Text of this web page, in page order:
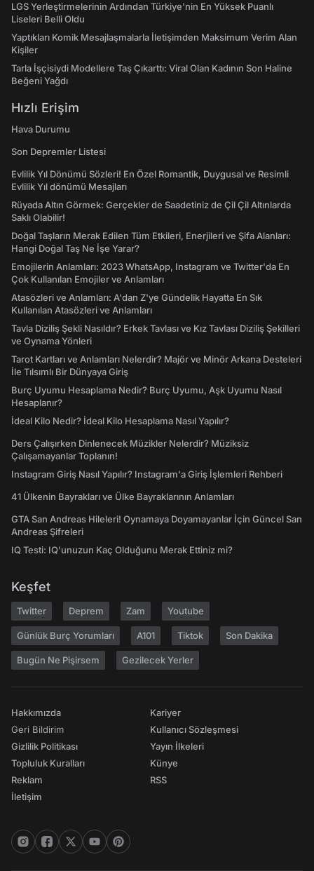
LGS Yerleştirmelerinin Ardından Türkiye'nin En Yüksek Puanlı
Liseleri Belli Oldu
Yaptıkları Komik Mesajlaşmalarla İletişimden Maksimum Verim Alan
Kişiler
Tarla İşçisiydi Modellere Taş Çıkarttı: Viral Olan Kadının Son Haline
Beğeni Yağdı
Hızlı Erişim
Hava Durumu
Son Depremler Listesi
Evlilik Yıl Dönümü Sözleri! En Özel Romantik, Duygusal ve Resimli
Evlilik Yıl dönümü Mesajları
Rüyada Altın Görmek: Gerçekler de Saadetiniz de Çil Çil Altınlarda
Saklı Olabilir!
Doğal Taşların Merak Edilen Tüm Etkileri, Enerjileri ve Şifa Alanları:
Hangi Doğal Taş Ne İşe Yarar?
Emojilerin Anlamları: 2023 WhatsApp, Instagram ve Twitter'da En
Çok Kullanılan Emojiler ve Anlamları
Atasözleri ve Anlamları: A'dan Z'ye Gündelik Hayatta En Sık
Kullanılan Atasözleri ve Anlamları
Tavla Diziliş Şekli Nasıldır? Erkek Tavlası ve Kız Tavlası Diziliş Şekilleri
ve Oynama Yönleri
Tarot Kartları ve Anlamları Nelerdir? Majör ve Minör Arkana Desteleri
İle Tılsımlı Bir Dünyaya Giriş
Burç Uyumu Hesaplama Nedir? Burç Uyumu, Aşk Uyumu Nasıl
Hesaplanır?
İdeal Kilo Nedir? İdeal Kilo Hesaplama Nasıl Yapılır?
Ders Çalışırken Dinlenecek Müzikler Nelerdir? Müziksiz
Çalışamayanlar Toplanın!
Instagram Giriş Nasıl Yapılır? Instagram'a Giriş İşlemleri Rehberi
41 Ülkenin Bayrakları ve Ülke Bayraklarının Anlamları
GTA San Andreas Hileleri! Oynamaya Doyamayanlar İçin Güncel San
Andreas Şifreleri
IQ Testi: IQ'unuzun Kaç Olduğunu Merak Ettiniz mi?
Keşfet
Twitter Deprem Zam Youtube
Günlük Burç Yorumları A101 Tiktok Son Dakika
Bugün Ne Pişirsem Gezilecek Yerler
Hakkımızda
Geri Bildirim
Gizlilik Politikası
Topluluk Kuralları
Reklam
İletişim
Kariyer
Kullanıcı Sözleşmesi
Yayın İlkeleri
Künye
RSS